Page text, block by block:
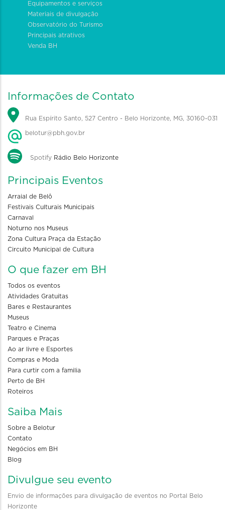
Equipamentos e serviços
Materiais de divulgação
Observatório do Turismo
Principais atrativos
Venda BH
Informações de Contato
Rua Espírito Santo, 527 Centro - Belo Horizonte, MG, 30160-031
belotur@pbh.gov.br
Spotify Rádio Belo Horizonte
Principais Eventos
Arraial de Belô
Festivais Culturais Municipais
Carnaval
Noturno nos Museus
Zona Cultura Praça da Estação
Circuito Municipal de Cultura
O que fazer em BH
Todos os eventos
Atividades Gratuitas
Bares e Restaurantes
Museus
Teatro e Cinema
Parques e Praças
Ao ar livre e Esportes
Compras e Moda
Para curtir com a familia
Perto de BH
Roteiros
Saiba Mais
Sobre a Belotur
Contato
Negócios em BH
Blog
Divulgue seu evento
Envio de informações para divulgação de eventos no Portal Belo
Horizonte